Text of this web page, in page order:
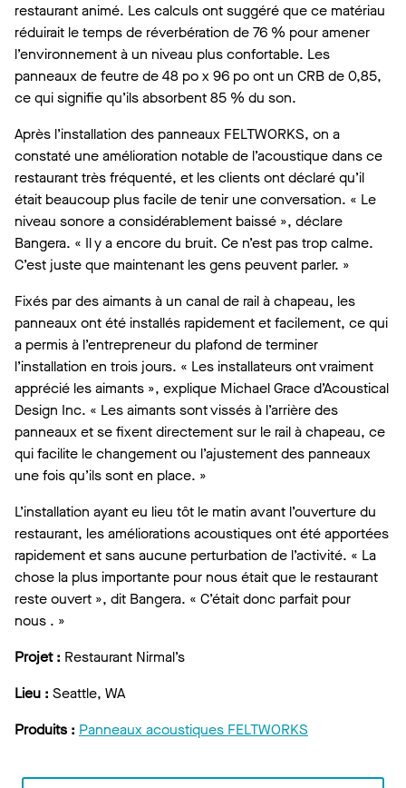
restaurant animé. Les calculs ont suggéré que ce matériau
réduirait le temps de réverbération de 76 % pour amener
l’environnement à un niveau plus confortable. Les
panneaux de feutre de 48 po x 96 po ont un CRB de 0,85,
ce qui signifie qu’ils absorbent 85 % du son.
Après l’installation des panneaux FELTWORKS, on a
constaté une amélioration notable de l’acoustique dans ce
restaurant très fréquenté, et les clients ont déclaré qu’il
était beaucoup plus facile de tenir une conversation. « Le
niveau sonore a considérablement baissé », déclare
Bangera. « Il y a encore du bruit. Ce n’est pas trop calme.
C’est juste que maintenant les gens peuvent parler. »
Fixés par des aimants à un canal de rail à chapeau, les
panneaux ont été installés rapidement et facilement, ce qui
a permis à l’entrepreneur du plafond de terminer
l’installation en trois jours. « Les installateurs ont vraiment
apprécié les aimants », explique Michael Grace d’Acoustical
Design Inc. « Les aimants sont vissés à l’arrière des
panneaux et se fixent directement sur le rail à chapeau, ce
qui facilite le changement ou l’ajustement des panneaux
une fois qu’ils sont en place. »
L’installation ayant eu lieu tôt le matin avant l’ouverture du
restaurant, les améliorations acoustiques ont été apportées
rapidement et sans aucune perturbation de l’activité. « La
chose la plus importante pour nous était que le restaurant
reste ouvert », dit Bangera. « C’était donc parfait pour
nous . »
Projet : Restaurant Nirmal’s
Lieu : Seattle, WA
Produits : Panneaux acoustiques FELTWORKS